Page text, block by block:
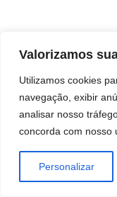
Valorizamos
Utilizamos cookies
navegação, exibir
analisar nosso
concorda com nosso
Personalizar
Brasil -